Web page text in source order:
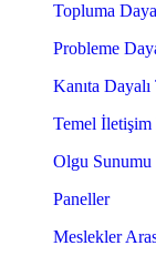
Topluma
Probleme
Kanıta Dayalı
Temel İletişim
Olgu Sunumu
Paneller
Meslekler